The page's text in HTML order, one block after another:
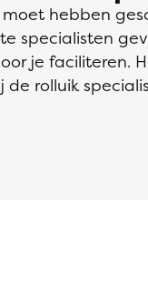
hebben
specialisten
je faciliteren.
rolluik